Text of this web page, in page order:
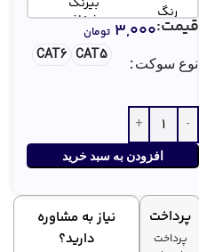
رنگ
شفاف
نوع
نوع سوکت
CAT5
CAT6
افزودن به سبد خرید
قیمت:۳,۰۰۰ تومان
پرداخت
پرداخت
نیاز به مشاوره
دارید؟